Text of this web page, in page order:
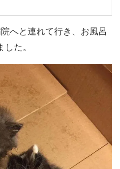
へと連れて行き、お風呂
た。